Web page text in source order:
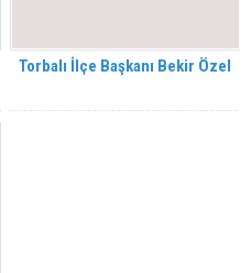
Torbalı İlçe Başkanı Bekir Özel